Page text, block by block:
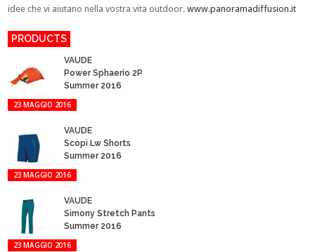
idee che vi aiutano nella vostra vita outdoor.www.panoramadiffusion.it
PRODUCTS
VAUDE
Power Sphaerio 2P
Summer 2016
23 MAGGIO 2016
VAUDE
Scopi Lw Shorts
Summer 2016
23 MAGGIO 2016
VAUDE
Simony Stretch Pants
Summer 2016
23 MAGGIO 2016